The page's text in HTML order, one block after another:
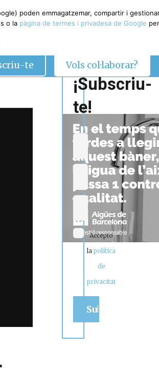
te Vols col·laborar?
¡Subscriu-
te!
Accepto
lapolítica
de
privacitat
poden emmagatzemar, compartir i
o la pàgina de termes i privadesa de Google